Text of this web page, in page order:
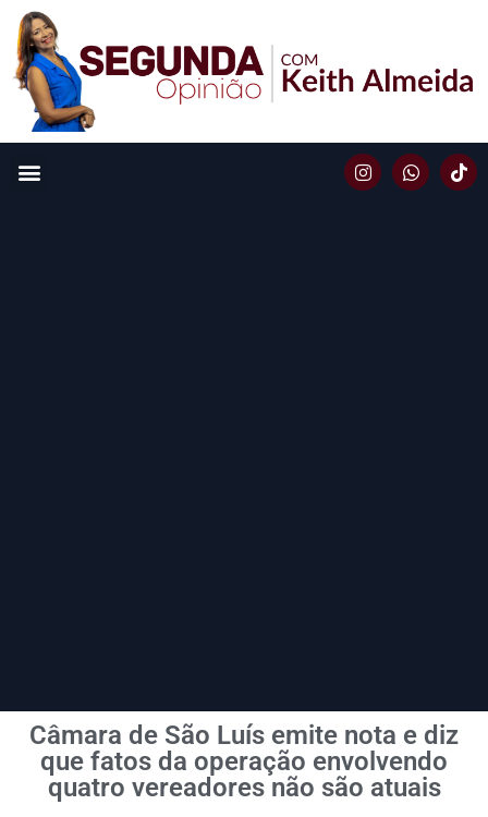
Câmara de São Luís emite nota e diz
que fatos da operação envolvendo
quatro vereadores não são atuais